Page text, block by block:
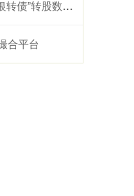
总额10%暨股份变动的公告
合平台